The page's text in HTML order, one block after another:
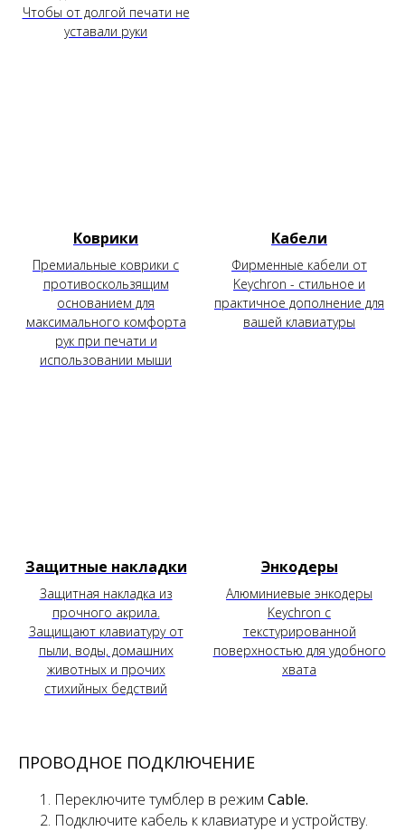
Чтобы от долгой печати не
уставали руки
Коврики
Премиальные коврики с
противоскользящим
основанием для
максимального комфорта
рук при печати и
использовании мыши
Кабели
Фирменные кабели от
Keychron - стильное и
практичное дополнение для
вашей клавиатуры
Защитные накладки
Защитная накладка из
прочного акрила.
Защищают клавиатуру от
пыли, воды, домашних
животных и прочих
стихийных бедствий
Энкодеры
Алюминиевые энкодеры
Keychron с
текстурированной
поверхностью для удобного
хвата
ПРОВОДНОЕ ПОДКЛЮЧЕНИЕ
Переключите тумблер в режим Cable.
Подключите кабель к клавиатуре и устройству.